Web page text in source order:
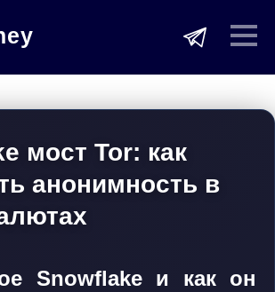
мост Tor: как
анонимность в
Snowflake и как он